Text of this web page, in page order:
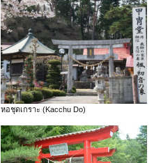
หอชุดเกราะ (Kacchu Do)